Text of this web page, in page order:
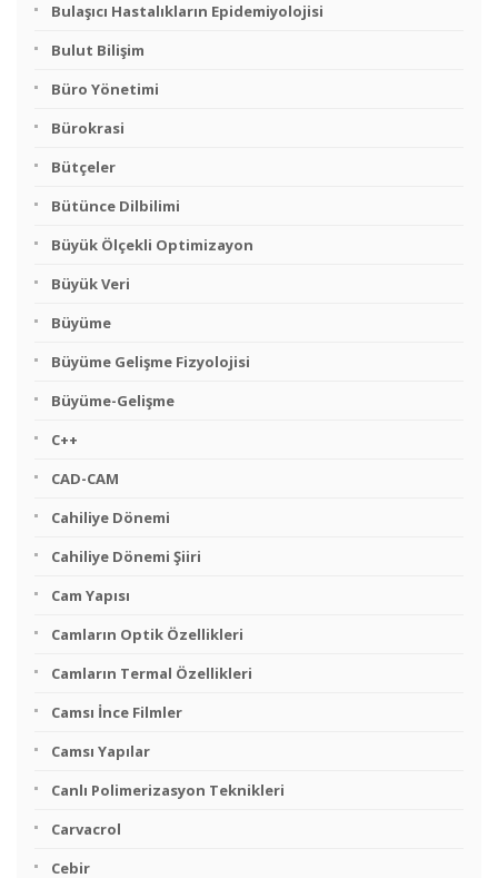
Bulaşıcı Hastalıkların Epidemiyolojisi
Bulut Bilişim
Büro Yönetimi
Bürokrasi
Bütçeler
Bütünce Dilbilimi
Büyük Ölçekli Optimizayon
Büyük Veri
Büyüme
Büyüme Gelişme Fizyolojisi
Büyüme-Gelişme
C++
CAD-CAM
Cahiliye Dönemi
Cahiliye Dönemi Şiiri
Cam Yapısı
Camların Optik Özellikleri
Camların Termal Özellikleri
Camsı İnce Filmler
Camsı Yapılar
Canlı Polimerizasyon Teknikleri
Carvacrol
Cebir